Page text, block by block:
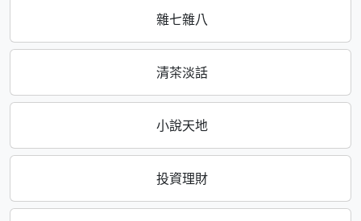
雜七雜八
清茶淡話
小說天地
投資理財